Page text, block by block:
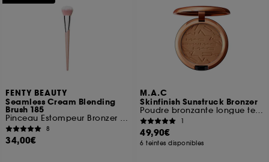
FENTY BEAUTY
Seamless Cream Blending
Brush 185
Pinceau Estompeur Bronzer et Texture Crème
8
34,00€
M.A.C
Skinfinish Sunstruck Bronzer
Poudre bronzante longue tenue
1
49,90€
6 teintes disponibles